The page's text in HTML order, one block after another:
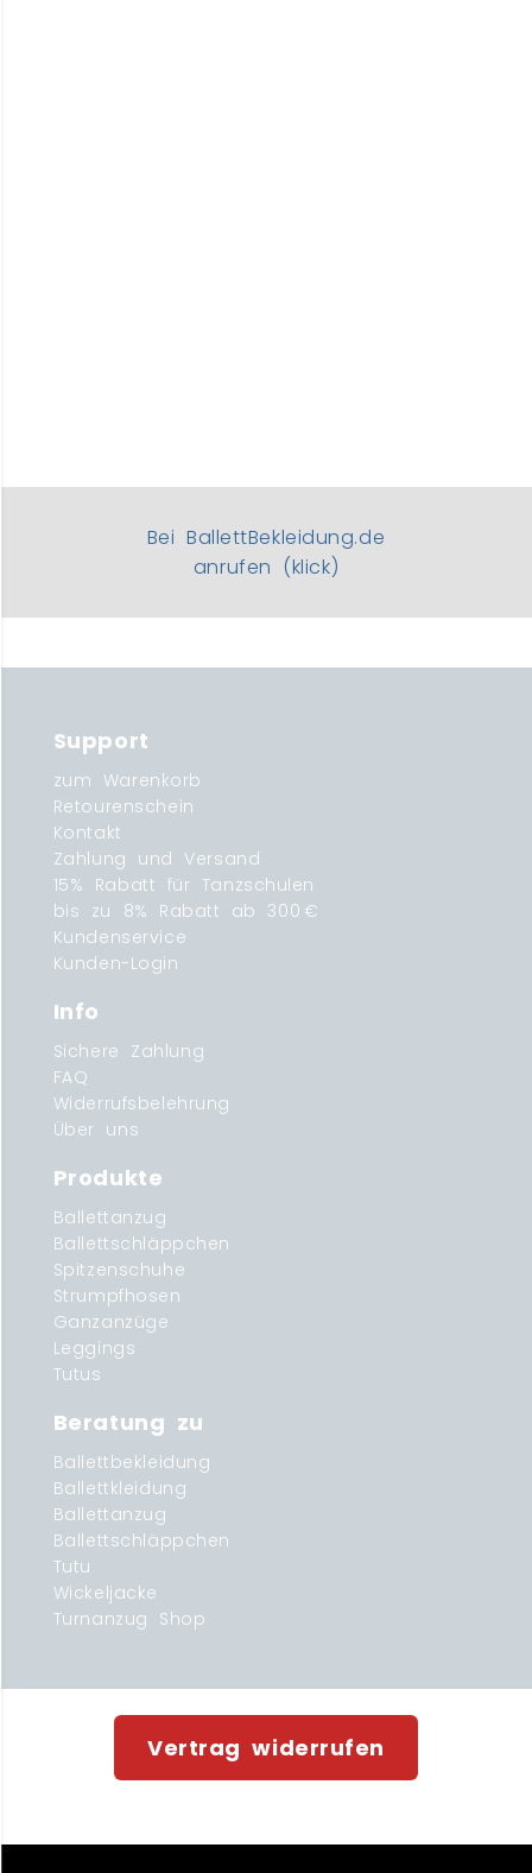
Bei BallettBekleidung.de
anrufen (klick)
Support
zum Warenkorb
Retourenschein
Kontakt
Zahlung und Versand
15% Rabatt für Tanzschulen
bis zu 8% Rabatt ab 300 €
Kundenservice
Kunden-Login
Info
Sichere Zahlung
FAQ
Widerrufsbelehrung
Über uns
Produkte
Ballettanzug
Ballettschläppchen
Spitzenschuhe
Strumpfhosen
Ganzanzüge
Leggings
Tutus
Beratung zu
Ballettbekleidung
Ballettkleidung
Ballettanzug
Ballettschläppchen
Tutu
Wickeljacke
Turnanzug Shop
Vertrag widerrufen